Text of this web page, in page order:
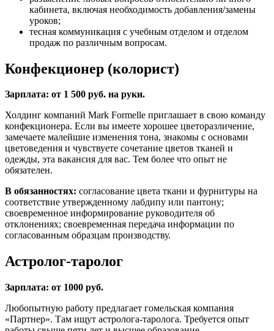
кабинета, включая необходимость добавления/замены
уроков;
тесная коммуникация с учебным отделом и отделом
продаж по различным вопросам.
Конфекционер (колорист)
Зарплата: от 1 500 руб. на руки.
Холдинг компаний Mark Formelle приглашает в свою команду
конфекционера. Если вы имеете хорошее цветоразличение,
замечаете малейшие изменения тона, знакомы с основами
цветоведения и чувствуете сочетание цветов тканей и
одежды, эта вакансия для вас. Тем более что опыт не
обязателен.
В обязанностях: согласование цвета ткани и фурнитуры на
соответствие утвержденному лабдипу или пантону;
своевременное информирование руководителя об
отклонениях; своевременная передача информации по
согласованным образцам производству.
Астролог-таролог
Зарплата: от 1000 руб.
Любопытную работу предлагает гомельская компания
«Партнер». Там ищут астролога-таролога. Требуется опыт